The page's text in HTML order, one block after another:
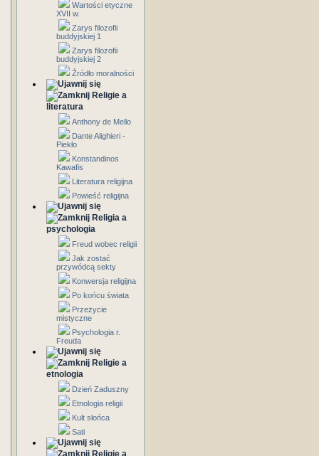
Wartości etyczne
XVII w.
Zarys filozofii
buddyjskiej 1
Zarys filozofii
buddyjskiej 2
Źródło moralności
Religie a
literatura
Anthony de Mello
Dante Alighieri -
Piekło
Konstandinos
Kawafis
Literatura religijna
Powieść religijna
Religia a
psychologia
Freud wobec religii
Jak zostać
przywódcą sekty
Konwersja religijna
Po końcu świata
Przeżycie
mistyczne
Psychologia r.
Freuda
Religie a
etnologia
Dzień Zaduszny
Etnologia religii
Kult słońca
Sati
Religie a